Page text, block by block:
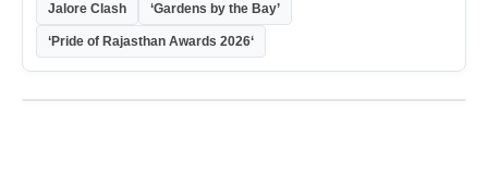
Jalore Clash ‘Gardens by the Bay’
‘Pride of Rajasthan Awards 2026‘